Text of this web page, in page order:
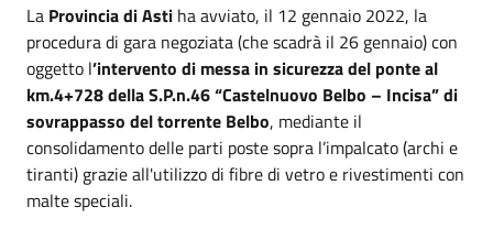
La Provincia di Asti ha avviato, il 12 gennaio 2022, la
procedura di gara negoziata (che scadrà il 26 gennaio) con
oggetto l’intervento di messa in sicurezza del ponte al
km.4+728 della S.P.n.46 “Castelnuovo Belbo – Incisa” di
sovrappasso del torrente Belbo, mediante il
consolidamento delle parti poste sopra l’impalcato (archi e
tiranti) grazie all'utilizzo di fibre di vetro e rivestimenti con
malte speciali.